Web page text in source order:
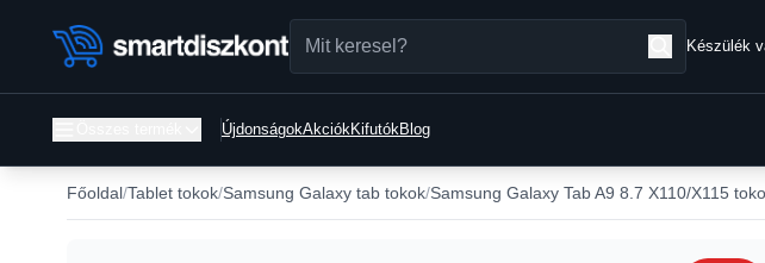
Készülék
ÚjdonságokAkciókKifutókBlog
Főoldal Tablet tokok Samsung Galaxy tab tokok Samsung Galaxy Tab A9 8.7 X110/X115